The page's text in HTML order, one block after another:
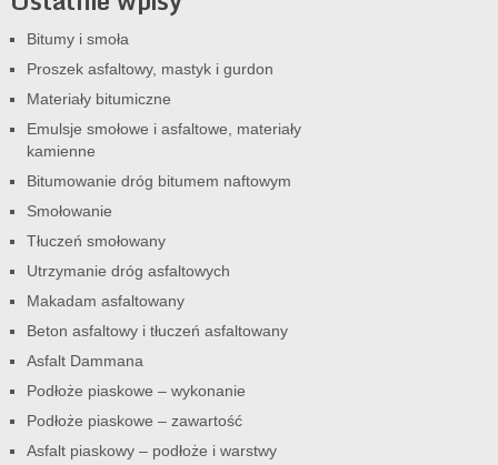
Bitumy i smoła
Proszek asfaltowy, mastyk i gurdon
Materiały bitumiczne
Emulsje smołowe i asfaltowe, materiały
kamienne
Bitumowanie dróg bitumem naftowym
Smołowanie
Tłuczeń smołowany
Utrzymanie dróg asfaltowych
Makadam asfaltowany
Beton asfaltowy i tłuczeń asfaltowany
Asfalt Dammana
Podłoże piaskowe – wykonanie
Podłoże piaskowe – zawartość
Asfalt piaskowy – podłoże i warstwy